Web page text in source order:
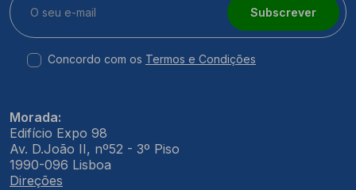
Subscrever
Concordo com os Termos e Condições
Morada:
Edifício Expo 98
Av. D.João II, nº52 - 3º Piso
1990-096 Lisboa
Direções